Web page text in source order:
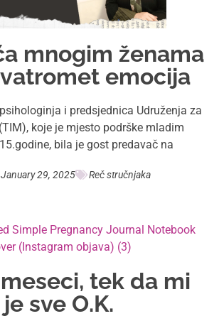
mnogim ženama
emocija
i predsjednica Udruženja za
koje je mjesto podrške mladim
bila je gost predavač na
January 29, 2025 Reč stručnjaka
tek da mi
sve O.K.